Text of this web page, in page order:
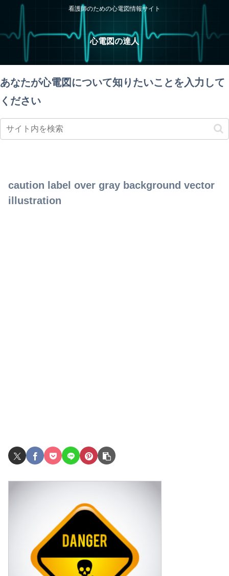
看護師のための心電図情報サイト
心電図の達人
あなたが心電図について知りたいことを入力して
ください
caution label over gray background vector
illustration